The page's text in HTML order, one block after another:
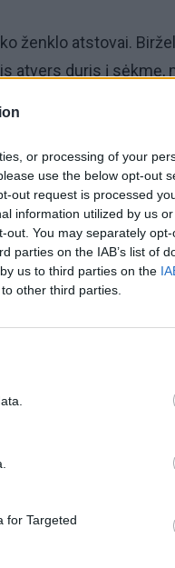
or processing of your
use the below opt-out
out request is processed
information utilized by us
You may separately
parties on the IAB’s list of
us to third parties on the
other third parties.
for Targeted
ženklo atstovai.
atvers duris į sėkmę,
Vėžio ženklo
kurios